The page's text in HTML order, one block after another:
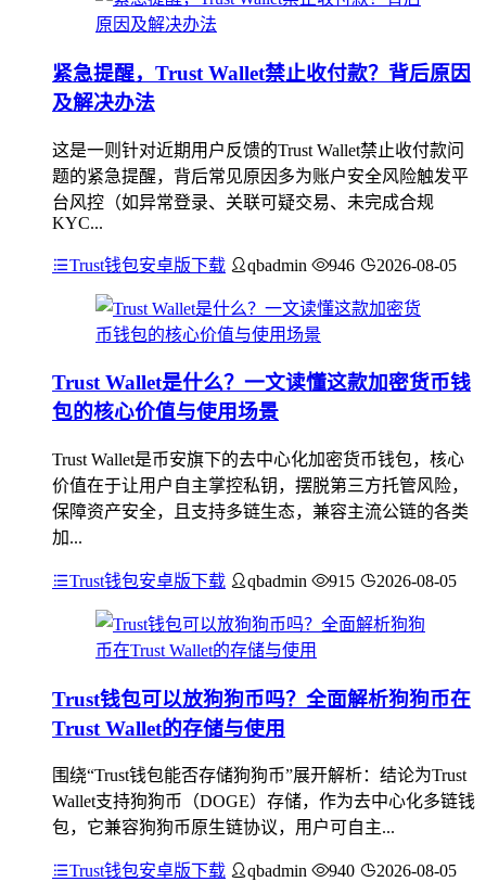
紧急提醒，Trust Wallet禁止收付款？背后原因
及解决办法
这是一则针对近期用户反馈的Trust Wallet禁止收付款问
题的紧急提醒，背后常见原因多为账户安全风险触发平
台风控（如异常登录、关联可疑交易、未完成合规
KYC...
Trust钱包安卓版下载 qbadmin 946 2026-08-05
Trust Wallet是什么？一文读懂这款加密货币钱
包的核心价值与使用场景
Trust Wallet是币安旗下的去中心化加密货币钱包，核心
价值在于让用户自主掌控私钥，摆脱第三方托管风险，
保障资产安全，且支持多链生态，兼容主流公链的各类
加...
Trust钱包安卓版下载 qbadmin 915 2026-08-05
Trust钱包可以放狗狗币吗？全面解析狗狗币在
Trust Wallet的存储与使用
围绕“Trust钱包能否存储狗狗币”展开解析：结论为Trust
Wallet支持狗狗币（DOGE）存储，作为去中心化多链钱
包，它兼容狗狗币原生链协议，用户可自主...
Trust钱包安卓版下载 qbadmin 940 2026-08-05